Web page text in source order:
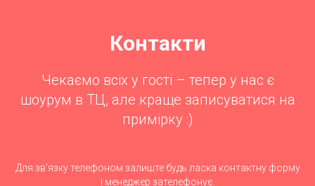
Контакти
Чекаємо всіх у гості – тепер у нас є
шоурум в ТЦ, але краще записуватися на
примірку :)
Для зв'язку телефоном залиште будь ласка контактну форму
і менеджер зателефонує.